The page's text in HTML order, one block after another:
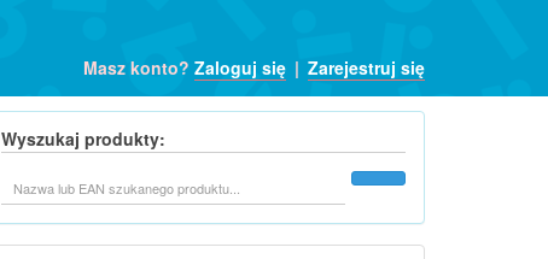
Masz konto? Zaloguj się | Zarejestruj się
Wyszukaj produkty: